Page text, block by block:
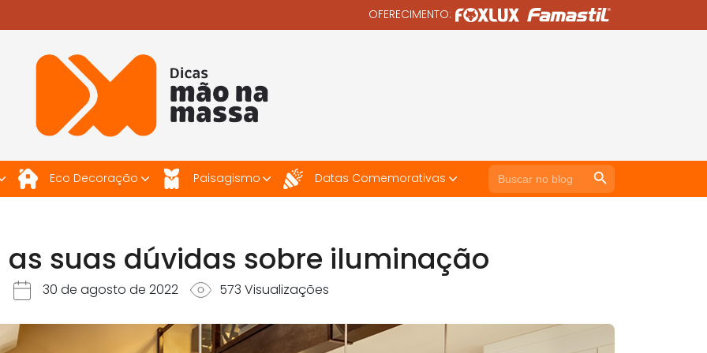
OFERECIMENTO:
Eco Decoração Paisagismo Datas Comemorativas Search
for:
Search Button
as suas dúvidas sobre iluminação
30 de agosto de 2022 573 Visualizações